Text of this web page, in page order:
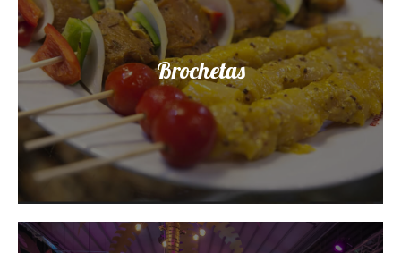
Brochetas